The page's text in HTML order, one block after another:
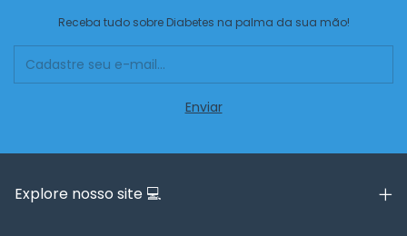
Receba tudo sobre Diabetes na palma da sua mão!
Explore nosso site 💻